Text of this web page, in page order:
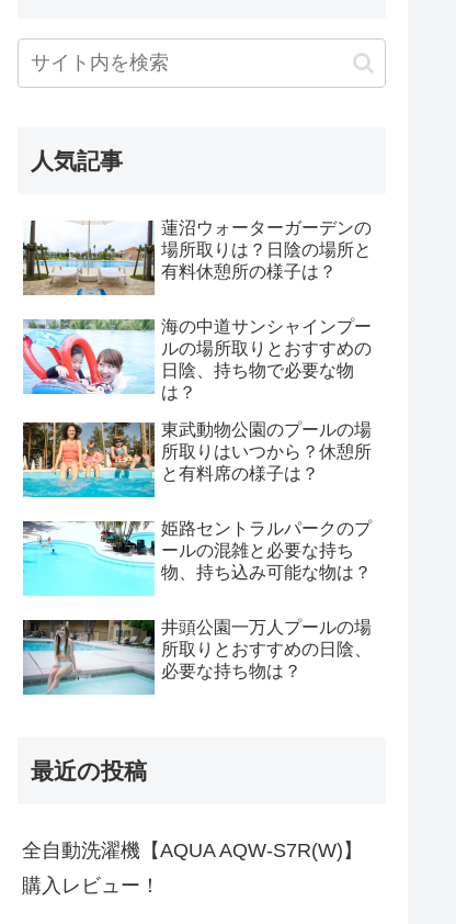
人気記事
蓮沼ウォーターガーデンの
場所取りは？日陰の場所と
有料休憩所の様子は？
海の中道サンシャインプー
ルの場所取りとおすすめの
日陰、持ち物で必要な物
は？
東武動物公園のプールの場
所取りはいつから？休憩所
と有料席の様子は？
姫路セントラルパークのプ
ールの混雑と必要な持ち
物、持ち込み可能な物は？
井頭公園一万人プールの場
所取りとおすすめの日陰、
必要な持ち物は？
最近の投稿
全自動洗濯機【AQUA AQW-S7R(W)】
購入レビュー！